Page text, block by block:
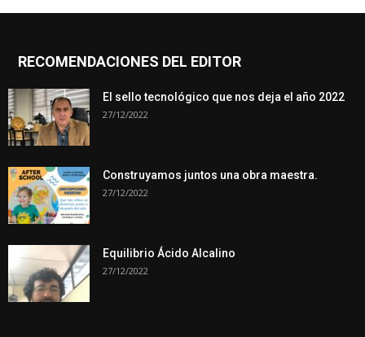
RECOMENDACIONES DEL EDITOR
El sello tecnológico que nos deja el año 2022
27/12/2022
Construyamos juntos una obra maestra.
27/12/2022
Equilibrio Ácido Alcalino
27/12/2022